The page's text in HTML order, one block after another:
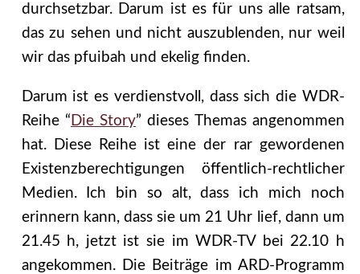
durchsetzbar. Darum ist es für uns alle ratsam,
das zu sehen und nicht auszublenden, nur weil
wir das pfuibah und ekelig finden.
Darum ist es verdienstvoll, dass sich die WDR-
Reihe “ Die Story” dieses Themas angenommen
hat. Diese Reihe ist eine der rar gewordenen
Existenzberechtigungen öffentlich-rechtlicher
Medien. Ich bin so alt, dass ich mich noch
erinnern kann, dass sie um 21 Uhr lief, dann um
21.45 h, jetzt ist sie im WDR-TV bei 22.10 h
angekommen. Die Beiträge im ARD-Programm